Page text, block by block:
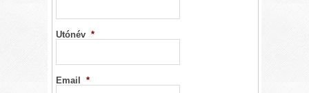
Utónév *
Email *